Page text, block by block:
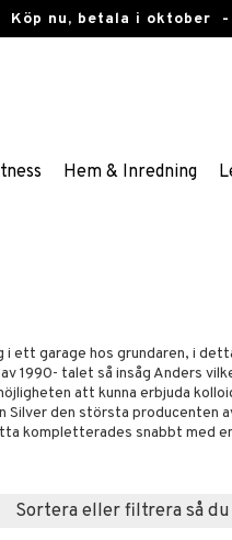
Köp nu, betala i oktober -
Hem & Inredning
ett garage hos grundaren, i
1990- talet så insåg Anders
att kunna erbjuda
Silver den största producenten
kompletterades snabbt med
Sortera eller filtrera så